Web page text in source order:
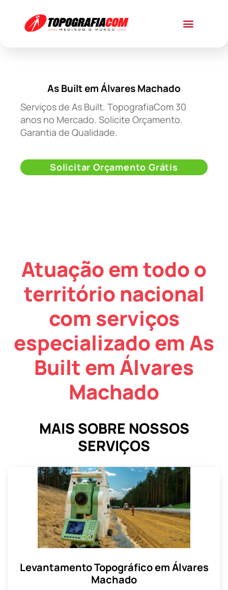
As Built em Álvares Machado
Serviços de As Built. TopografiaCom 30
anos no Mercado. Solicite Orçamento.
Garantia de Qualidade.
Solicitar Orçamento Grátis
Atuação em todo o
território nacional
com serviços
especializado em As
Built em Álvares
Machado
MAIS SOBRE NOSSOS
SERVIÇOS
Levantamento Topográfico em Álvares
Machado